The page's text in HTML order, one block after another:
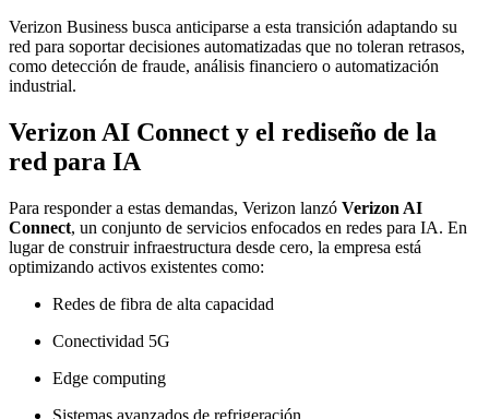
Verizon Business busca anticiparse a esta transición adaptando su
red para soportar decisiones automatizadas que no toleran retrasos,
como detección de fraude, análisis financiero o automatización
industrial.
Verizon AI Connect y el rediseño de la
red para IA
Para responder a estas demandas, Verizon lanzó Verizon AI
Connect, un conjunto de servicios enfocados en redes para IA. En
lugar de construir infraestructura desde cero, la empresa está
optimizando activos existentes como:
Redes de fibra de alta capacidad
Conectividad 5G
Edge computing
Sistemas avanzados de refrigeración